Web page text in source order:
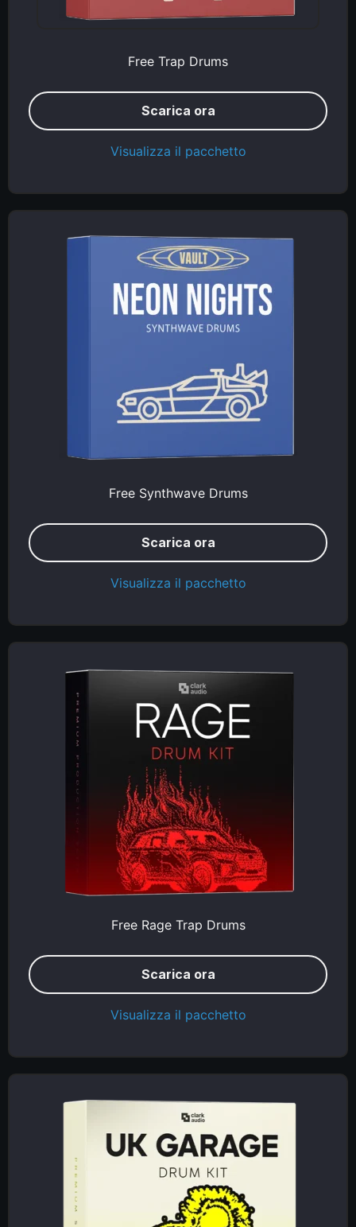
Free Trap Drums
Scarica ora
Visualizza il pacchetto
Free Synthwave Drums
Scarica ora
Visualizza il pacchetto
Free Rage Trap Drums
Scarica ora
Visualizza il pacchetto